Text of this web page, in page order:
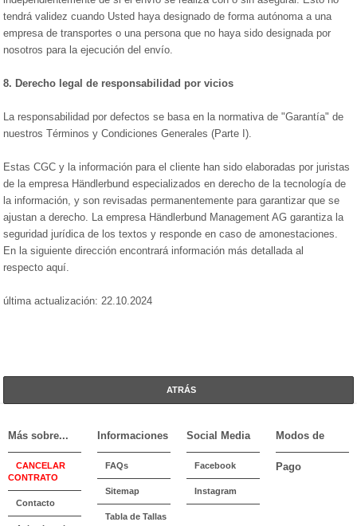
tendrá validez cuando Usted haya designado de forma autónoma a una
empresa de transportes o una persona que no haya sido designada por
nosotros para la ejecución del envío.
8. Derecho legal de responsabilidad por vicios
La responsabilidad por defectos se basa en la normativa de "Garantía" de
nuestros Términos y Condiciones Generales (Parte I).
Estas CGC y la información para el cliente han sido elaboradas por juristas
de la empresa Händlerbund especializados en derecho de la tecnología de
la información, y son revisadas permanentemente para garantizar que se
ajustan a derecho. La empresa Händlerbund Management AG garantiza la
seguridad jurídica de los textos y responde en caso de amonestaciones.
En la siguiente dirección encontrará información más detallada al
respectoaquí.
última actualización: 22.10.2024
ATRÁS
Más sobre...
CANCELAR
CONTRATO
Contacto
Informaciones
FAQs
Sitemap
Tabla de Tallas
Social Media
Facebook
Instagram
Modos de
Pago